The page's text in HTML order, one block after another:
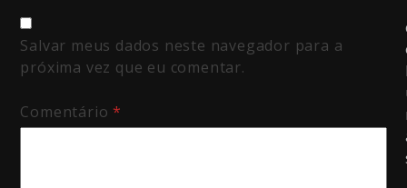
Salvar meus dados neste navegador para a
próxima vez que eu comentar.
Comentário*